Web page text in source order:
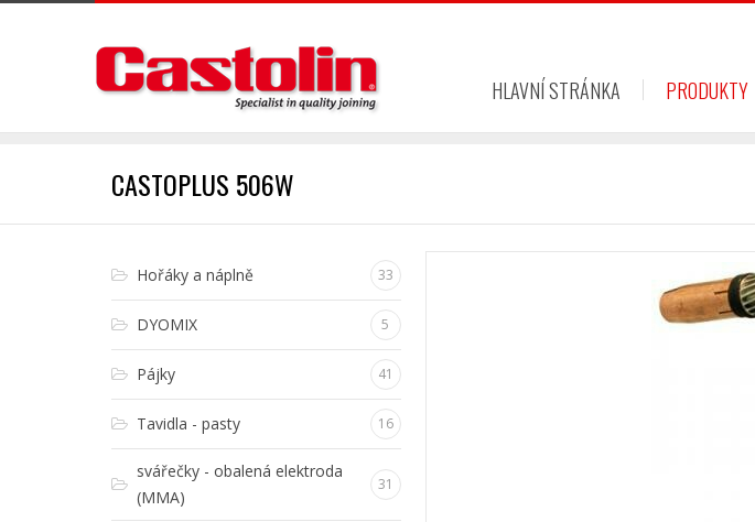
HLAVNÍ STRÁNKA PRODUKTY
CASTOPLUS 506W
Hořáky a náplně 33
DYOMIX 5
Pájky 41
Tavidla - pasty 16
svářečky - obalená elektroda
(MMA)
31